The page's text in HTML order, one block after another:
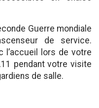
Guerre mondiale
de service.
l’accueil lors de votre
pendant votre visite
de salle.